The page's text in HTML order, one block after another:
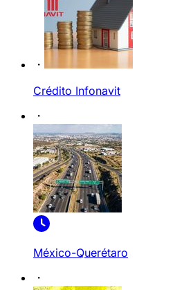
Crédito Infonavit
México-Querétaro